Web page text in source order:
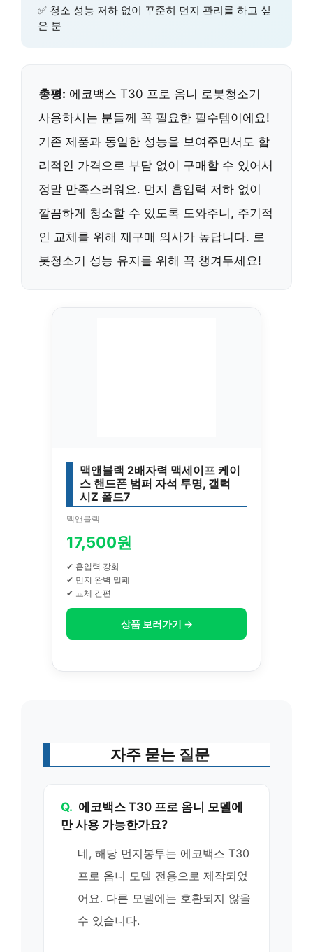
✅ 청소 성능 저하 없이 꾸준히 먼지 관리를 하고 싶
은 분
총평: 에코백스 T30 프로 옴니 로봇청소기
사용하시는 분들께 꼭 필요한 필수템이에요!
기존 제품과 동일한 성능을 보여주면서도 합
리적인 가격으로 부담 없이 구매할 수 있어서
정말 만족스러워요. 먼지 흡입력 저하 없이
깔끔하게 청소할 수 있도록 도와주니, 주기적
인 교체를 위해 재구매 의사가 높답니다. 로
봇청소기 성능 유지를 위해 꼭 챙겨두세요!
맥앤블랙 2배자력 맥세이프 케이
스 핸드폰 범퍼 자석 투명, 갤럭
시Z 폴드7
맥앤블랙
17,500원
✔ 흡입력 강화
✔ 먼지 완벽 밀폐
✔ 교체 간편
상품 보러가기 →
자주 묻는 질문
Q. 에코백스 T30 프로 옴니 모델에
만 사용 가능한가요?
네, 해당 먼지봉투는 에코백스 T30
프로 옴니 모델 전용으로 제작되었
어요. 다른 모델에는 호환되지 않을
수 있습니다.